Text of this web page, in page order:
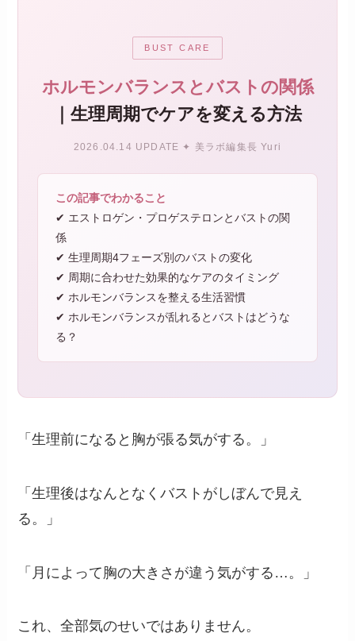
BUST CARE
ホルモンバランスとバストの関係
｜生理周期でケアを変える方法
2026.04.14 UPDATE ✦ 美ラボ編集長 Yuri
この記事でわかること
✔ エストロゲン・プロゲステロンとバストの関
係
✔ 生理周期4フェーズ別のバストの変化
✔ 周期に合わせた効果的なケアのタイミング
✔ ホルモンバランスを整える生活習慣
✔ ホルモンバランスが乱れるとバストはどうな
る？
「生理前になると胸が張る気がする。」
「生理後はなんとなくバストがしぼんで見え
る。」
「月によって胸の大きさが違う気がする…。」
これ、全部気のせいではありません。